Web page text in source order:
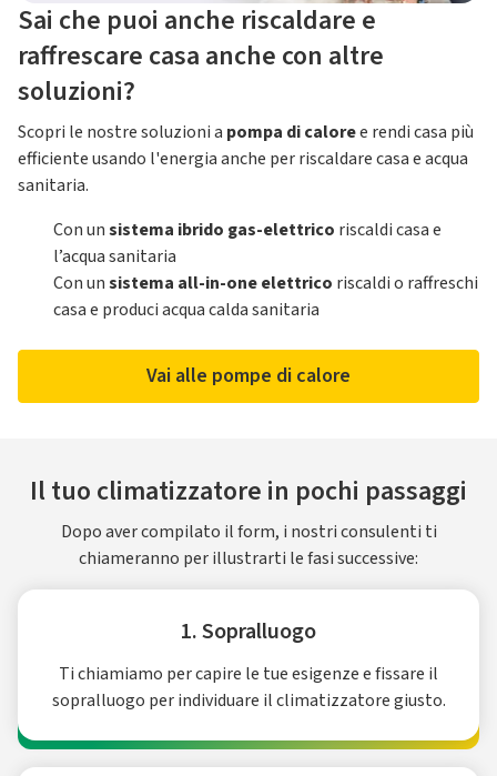
Sai che puoi anche riscaldare e
raffrescare casa anche con altre
soluzioni?
Scopri le nostre soluzioni a pompa di caloree rendi casa più
efficiente usando l'energia anche per riscaldare casa e acqua
sanitaria.
Con unsistema ibrido gas-elettrico riscaldi casa e
l’acqua sanitaria
Con unsistema all-in-one elettrico riscaldi o raffreschi
casa e produci acqua calda sanitaria
Vai alle pompe di calore
Il tuo climatizzatore in pochi passaggi
Dopo aver compilato il form, i nostri consulenti ti
chiameranno per illustrarti le fasi successive:
1. Sopralluogo
Ti chiamiamo per capire le tue esigenze e fissare il
sopralluogo per individuare il climatizzatore giusto.